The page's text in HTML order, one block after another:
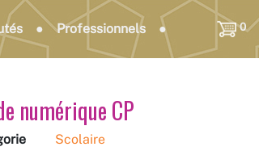
Professionnels 0
numérique CP
Scolaire